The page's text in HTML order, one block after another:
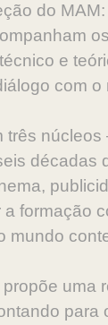
do
e
com
três
décadas
a formação
mundo
uma